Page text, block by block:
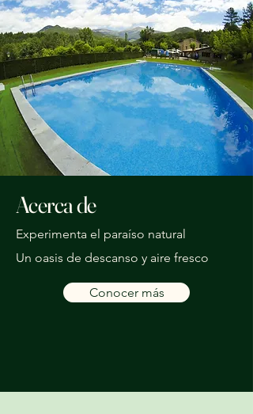
Acerca de
Experimenta el paraíso natural
Un oasis de descanso y aire fresco
Conocer más